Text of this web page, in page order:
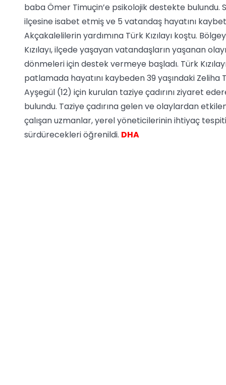
baba Ömer Timuçin’e psikolojik destekte bulundu.
ilçesine isabet etmiş ve 5 vatandaş hayatını
Akçakalelilerin yardımına Türk Kızılayı koştu.
Kızılayı, ilçede yaşayan vatandaşların yaşanan
dönmeleri için destek vermeye başladı. Türk
patlamada hayatını kaybeden 39 yaşındaki
Ayşegül (12) için kurulan taziye çadırını ziyaret
bulundu. Taziye çadırına gelen ve olaylardan
çalışan uzmanlar, yerel yöneticilerinin ihtiyaç
sürdürecekleri öğrenildi. DHA